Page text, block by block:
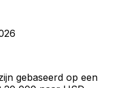
gebaseerd op een